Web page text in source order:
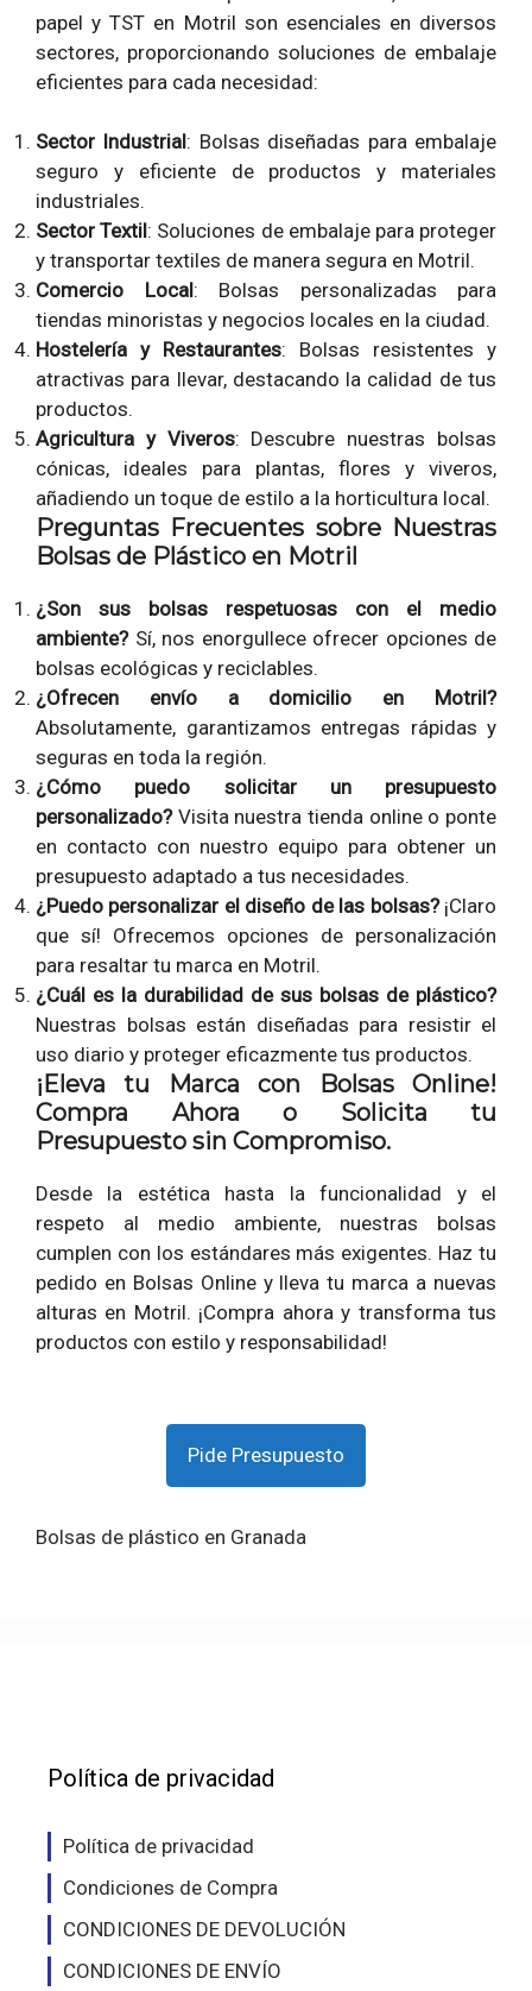
papel y TST en Motril son esenciales en diversos
sectores, proporcionando soluciones de embalaje
eficientes para cada necesidad:
Sector Industrial: Bolsas diseñadas para embalaje
seguro y eficiente de productos y materiales
industriales.
Sector Textil: Soluciones de embalaje para proteger
y transportar textiles de manera segura en Motril.
Comercio Local: Bolsas personalizadas para
tiendas minoristas y negocios locales en la ciudad.
Hostelería y Restaurantes: Bolsas resistentes y
atractivas para llevar, destacando la calidad de tus
productos.
Agricultura y Viveros: Descubre nuestras bolsas
cónicas, ideales para plantas, flores y viveros,
añadiendo un toque de estilo a la horticultura local.
Preguntas Frecuentes sobre Nuestras
Bolsas de Plástico en Motril
¿Son sus bolsas respetuosas con el medio
ambiente?Sí, nos enorgullece ofrecer opciones de
bolsas ecológicas y reciclables.
¿Ofrecen envío a domicilio en Motril?
Absolutamente, garantizamos entregas rápidas y
seguras en toda la región.
¿Cómo puedo solicitar un presupuesto
personalizado?Visita nuestra tienda online o ponte
en contacto con nuestro equipo para obtener un
presupuesto adaptado a tus necesidades.
¿Puedo personalizar el diseño de las bolsas?¡Claro
que sí! Ofrecemos opciones de personalización
para resaltar tu marca en Motril.
¿Cuál es la durabilidad de sus bolsas de plástico?
Nuestras bolsas están diseñadas para resistir el
uso diario y proteger eficazmente tus productos.
¡Eleva tu Marca con Bolsas Online!
Compra Ahora o Solicita tu
Presupuesto sin Compromiso.
Desde la estética hasta la funcionalidad y el
respeto al medio ambiente, nuestras bolsas
cumplen con los estándares más exigentes. Haz tu
pedido en Bolsas Online y lleva tu marca a nuevas
alturas en Motril. ¡Compra ahora y transforma tus
productos con estilo y responsabilidad!
Pide Presupuesto
Bolsas de plástico en Granada
Política de privacidad
Política de privacidad
Condiciones de Compra
CONDICIONES DE DEVOLUCIÓN
CONDICIONES DE ENVÍO